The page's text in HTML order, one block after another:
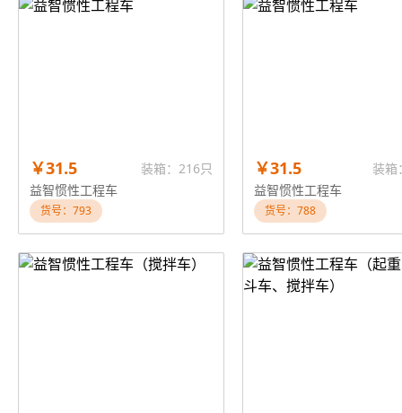
￥31.5
装箱：216只
益智惯性工程车
货号：793
￥31.5
装箱
益智惯性工程车
货号：788